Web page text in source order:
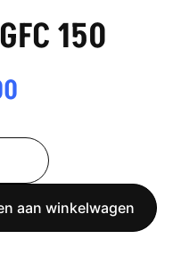
150
aan winkelwagen